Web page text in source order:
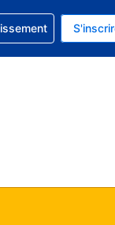
est celle-ci
langue actuelle
votre